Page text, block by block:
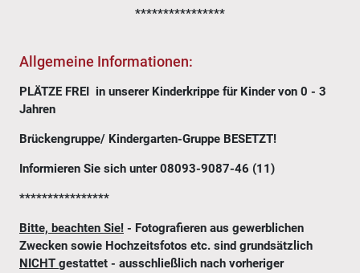
****************
Allgemeine Informationen:
PLÄTZE FREI in unserer Kinderkrippe für Kinder von 0 - 3
Jahren
Brückengruppe/ Kindergarten-Gruppe BESETZT!
Informieren Sie sich unter 08093-9087-46 (11)
****************
Bitte, beachten Sie! - Fotografieren aus gewerblichen
Zwecken sowie Hochzeitsfotos etc. sind grundsätzlich
NICHT gestattet - ausschließlich nach vorheriger